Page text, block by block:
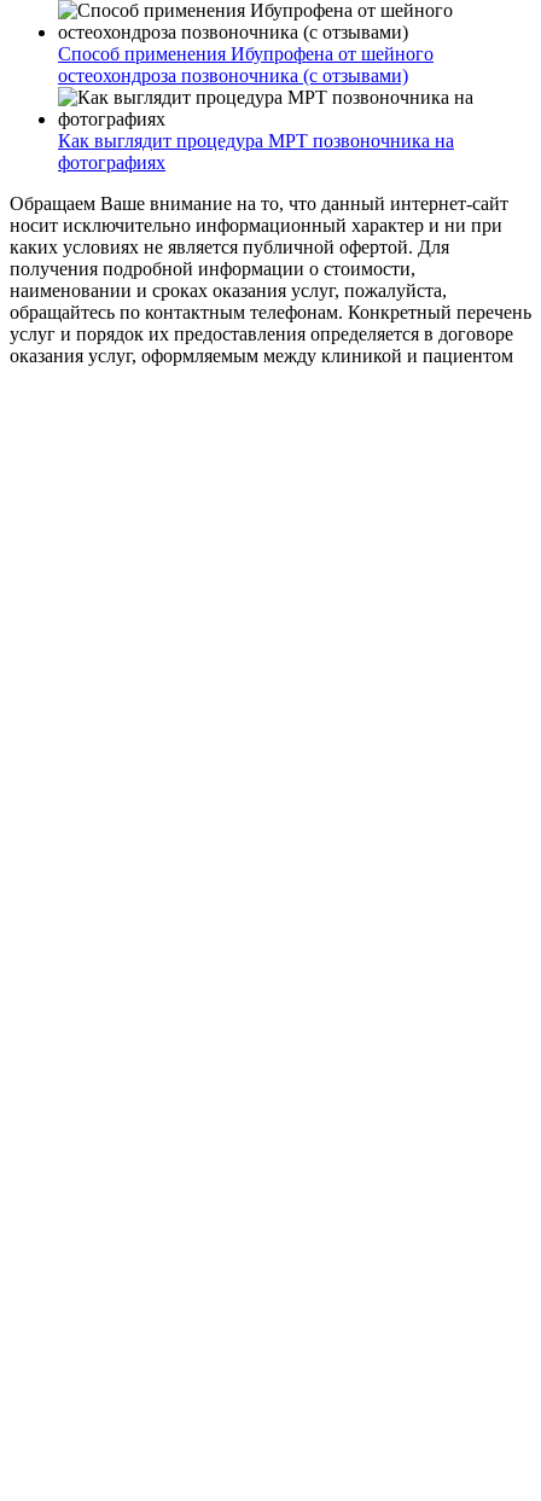
Способ применения Ибупрофена от шейного
остеохондроза позвоночника (с отзывами)
Как выглядит процедура МРТ позвоночника на
фотографиях
Обращаем Ваше внимание на то, что данный интернет-сайт
носит исключительно информационный характер и ни при
каких условиях не является публичной офертой. Для
получения подробной информации о стоимости,
наименовании и сроках оказания услуг, пожалуйста,
обращайтесь по контактным телефонам. Конкретный перечень
услуг и порядок их предоставления определяется в договоре
оказания услуг, оформляемым между клиникой и пациентом